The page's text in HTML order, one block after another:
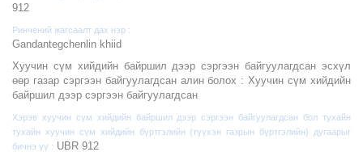
912
Ринчений жагсаалт дах нэр :
Gandantegchenlin khiid
Хуучин сүм хийдийн байршил дээр сэргээн байгуулагдсан эсхүл
өөр газар сэргээн байгуулагдсан алин болох : Хуучин сүм хийдийн
байршил дээр сэргээн байгуулагдсан
Хэрэв хуучин сүм хийдийн байршил дээр сэргээн байгуулагдсан бол тухайн
тухайн хуучин сүм хийдийн бүртгэлийн (түүхэн газрын бүртгэлийн) дугаарыг
бичнэ үү : UBR 912